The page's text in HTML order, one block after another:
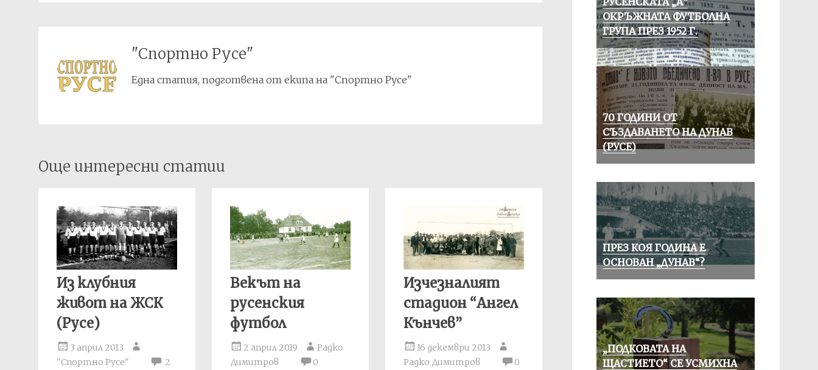
"Спортно Русе"
Една статия, подготвена от екипа на "Спортно Русе"
Post
navigation
Още интересни статии
Из клубния
живот на ЖСК
(Русе)
3 април 2013
"Спортно Русе"
2
Векът на
русенския
футбол
2 април 2019
Радко
Димитров
0
Изчезналият
стадион “Ангел
Кънчев”
16 декември 2013
Радко Димитров
0
ОКРЪЖНАТА ФУТБОЛНА
ГРУПА ПРЕЗ 1952 Г.
70 ГОДИНИ ОТ
СЪЗДАВАНЕТО НА ДУНАВ
(РУСЕ)
ПРЕЗ КОЯ ГОДИНА Е
ОСНОВАН „ДУНАВ“?
„ПОДКОВАТА НА
ЩАСТИЕТО“ СЕ УСМИХНА